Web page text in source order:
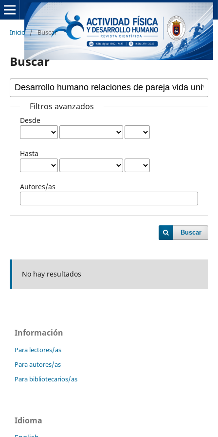
Inicio / Buscar
Buscar
Filtros avanzados
Desde
Hasta
Autores/as
Buscar
No hay resultados
Información
Para lectores/as
Para autores/as
Para bibliotecarios/as
Idioma